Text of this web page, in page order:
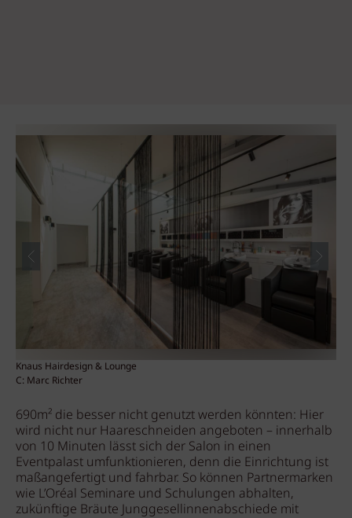
Knaus Hairdesign & Lounge
C: Marc Richter
690m² die besser nicht genutzt werden könnten: Hier
wird nicht nur Haareschneiden angeboten – innerhalb
von 10 Minuten lässt sich der Salon in einen
Eventpalast umfunktionieren, denn die Einrichtung ist
maßangefertigt und fahrbar. So können Partnermarken
wie L’Oréal Seminare und Schulungen abhalten,
zukünftige Bräute Junggesellinnenabschiede mit